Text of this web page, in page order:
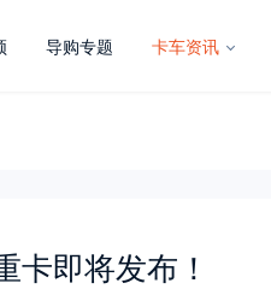
导购专题 卡车资讯
卡即将发布！